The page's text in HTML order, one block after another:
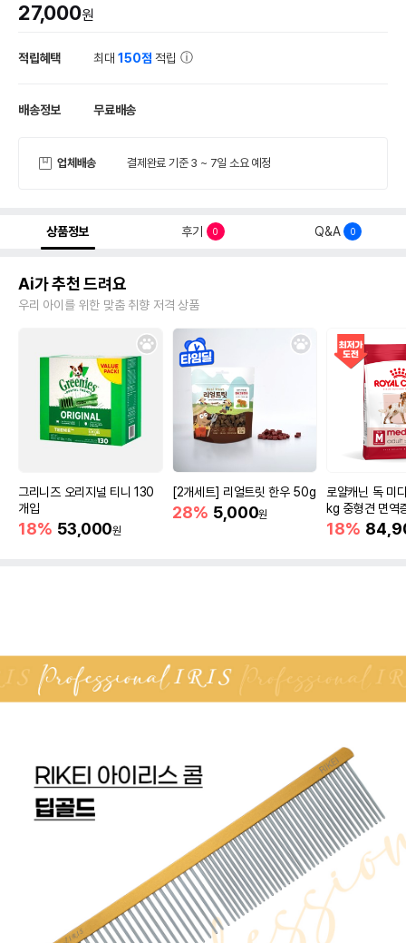
27,000원
적립혜택 최대150점 적립
배송정보 무료배송
업체배송 결제완료 기준 3 ~ 7일 소요 예정
상품정보 후기 0 Q&A 0
Ai가 추천 드려요
우리 아이를 위한 맞춤 취향 저격 상품
그리니즈 오리지널 티니 130
개입
18% 53,000원
[2개세트] 리얼트릿 한우 50g
28% 5,000원
로얄캐닌 독 미
kg 중형견 면역
18%